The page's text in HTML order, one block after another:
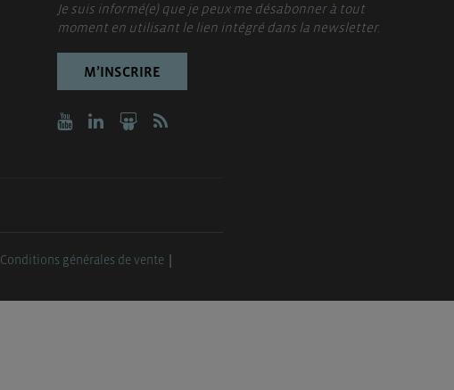
Je suis informé(e) que je peux me désabonner à tout
moment en utilisant le lien intégré dans la newsletter.
M’INSCRIRE
Conditions générales de vente